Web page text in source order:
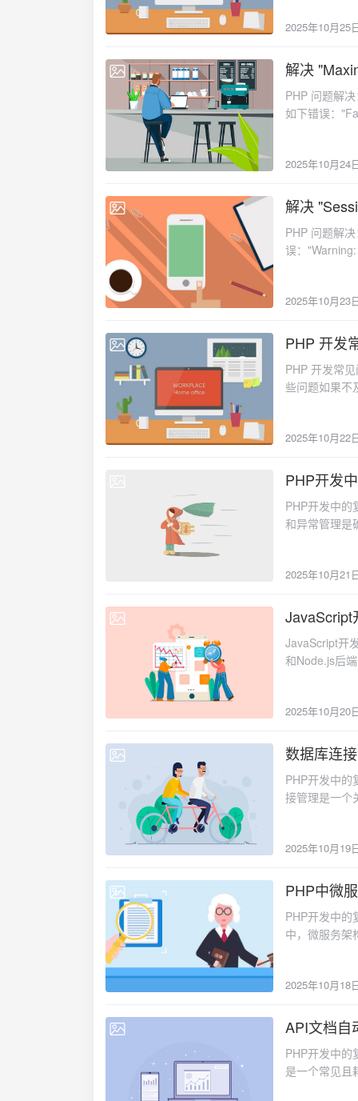
量数据或执行
内存泄漏问题
memory_limit
memory_limit
ini_set()动态
unset()函数。
监控和日志记
'/path/to/
查和重构代码
题都能得到
篇文章涵盖
2025年10月25
2025-10-24
解决
PHP 问题解
如下错误：
过长。外部资源响应缓慢 数据库查询慢、远程 API
一：增加最大
钟）永久设置
处理大数据：function
fetchData($limit, $offset); processBatch($data);
function enqueueTask($taskData)
$task = $redis-
processTask($data); } }✅ 方法四：启用输出缓冲减少等
任务使用
优化算法、分
时问题！如果
2025年10月24
2025-10-23
解决
PHP 问题解
误：
用 在调用 session_start() 之前有任何输出（包括空格、换行符、HTML 内容等），会导致
认为 /tmp），通
（如
入同一个会话
在输出前调用
确认会话存储
data:www-
"/var/www/
implements
$this->pdo = $pdo; } public function open($savePath,
>prepare("SELECT
$stmt->fetchColumn() ?: ''; } public
>execute([$id, $data, time()]); }
function gc($maxlifetime) { $stmt = $this-
$handler =
检查会话配
Name: " .
出时机
中的 Session
2025年10月23
2025-10-22
PHP 开发
PHP 开发常
些问题如果不
'$username'";
FROM users
variable 警告
和内容进行校
die('Invalid
Session ID 固
echo
产环境中显
'/path/to/
成良好的编码
SQL 注入；
2025年10月22
2025-10-21
PHP开发
PHP开发中的复杂问题及解决方案：错误处理与异常管理最佳实践在PHP应用开发中，错误处理和异常管理是确保应用稳定性和用户体验的关键环节。不当的错误处理可能导致敏感信息泄露、应用崩溃或安全漏洞。常见的错误处理问题1. 错误信息泄露// 生产环境中直接暴露错误详情 echo $undefinedVariable; // Notice: Undefined variable mysql_connect(...) or die(mysql_error()); // 直接输出数据库错误2. 异常处理不完整// 未捕获可能的异常导致程序中断 $result = $pdo->query("SELECT * FROM users"); $data = $result->fetchAll(); // 如果查询失败会抛出异常解决方案方案一：自定义错误处理器<?php /** * 自定义错误处理器 */ class ErrorHandler { private bool $displayErrors; private string $logFile; private LoggerInterface $logger; public function __construct( bool $displayErrors = false, string $logFile = 'logs/error.log', LoggerInterface $logger = null ) { $this->displayErrors = $displayErrors; $this->logFile = $logFile; $this->logger = $logger ?? new FileLogger($logFile); // 注册错误处理器 set_error_handler([$this, 'handleError']); set_exception_handler([$this, 'handleException']); register_shutdown_function([$this, 'handleShutdown']); } /** * 处理
2025年10月21
2025-10-20
JavaScript
JavaScript开发中的复杂问题及解决方案：异步编程中的竞态条件与状态管理在JavaScript前端和Node.js后端开发中，异步编程带来的竞态条件(race conditions)是一个常见且复杂的问题。当多个异步操作同时进行时，由于执行顺序不确定，可能导致数据不一致或意外的行为。常见的竞态条件场景1. 搜索自动补全竞态条件// 用户快速输入时，先发出的请求可能后返回，导致显示错误的结果 let searchInput = document.getElementById('search'); searchInput.addEventListener('input', async (e) => { const results = await fetchSearchResults(e.target.value); displayResults(results); // 可能显示的是过期的搜索结果 });2. 用户状态更新竞态条件// 多个并发的API调用可能导致用户状态不一致 async function updateUserProfile(updates) { const response1 = await api.updateUserProfile(updates); const response2 = await api.updateUserPreferences(updates.preferences); // 如果其中一个失败，用户状态可能处于不一致状态 }解决方案方案一：取消令牌(CancelToken)模式/** * 可取消的异步操作管理器 */ class CancellationToken { constructor() { this.isCancelled = false; this.callbacks = []; } /** * 取消操作 */ cancel() { this.isCancelled = true; this.callbacks.forEach(callback => callback()); }
2025年10月20
2025-10-19
数据库连
PHP开发中的复杂问题及解决方案：数据库连接池与性能优化在高并发的PHP应用中，数据库连接管理是一个关键性能瓶颈。频繁创建和销毁数据库连接会消耗大量系统资源，影响应用响应速度和吞吐量。常见的数据库连接问题1. 连接泄漏// 忘记关闭数据库连接导致连接泄漏 $pdo = new PDO($dsn, $username, $password); $result = $pdo->query("SELECT * FROM users"); // 连接未正确关闭2. 连接数超限// 每次请求都创建新连接，快速耗尽数据库连接数 for ($i = 0; $i < 100; $i++) { $pdo = new PDO($dsn, $username, $password); // 处理业务逻辑 }解决方案方案一：基础连接池实现<?php /** * 数据库连接池管理器 */ class DatabaseConnectionPool { private static ?self $instance = null; private array $connections = []; private array $usedConnections = []; private int $maxConnections; private int $currentConnections = 0; private array $config; private function __construct(array $config, int $maxConnections = 20) { $this->config = $config; $this->maxConnections = $maxConnections; // 注册关闭回调 register_shutdown_function([$this, 'closeAllConnections']); } /** * 获取连接池单例实例 */ public static function getInstance(array $config = [], int $maxConnections =
2025年10月19
2025-10-18
PHP中微
PHP开发中的复杂问题及解决方案：微服务架构下的服务发现与负载均衡在现代PHP应用开发中，微服务架构越来越普及，但随之而来的服务发现和服务间通信成为复杂的技术挑战。当服务实例动态变化时，如何确保服务间的可靠通信是一个关键问题。微服务通信面临的挑战1. 服务实例动态变化// 传统硬编码方式，服务IP变化时需要手动更新 $client = new GuzzleHttp\Client([ 'base_uri' => 'http://192.168.1.100:8080' ]);2. 负载均衡策略缺失// 请求总是发送到同一个实例，无法实现负载均衡 $response = $client->get('/api/users');解决方案方案一：基于Consul的服务发现<?php /** * Consul服务发现客户端 */ class ConsulServiceDiscovery { private string $consulHost; private int $consulPort; private \GuzzleHttp\Client $httpClient; public function __construct( string $consulHost = 'localhost', int $consulPort = 8500 ) { $this->consulHost = $consulHost; $this->consulPort = $consulPort; $this->httpClient = new \GuzzleHttp\Client([ 'base_uri' => "http://{$consulHost}:{$consulPort}/v1/" ]); } /** * 获取服务实例列表 */ public function getServiceInstances(string $serviceName): array { try { $response = $this->httpClient->get("health/service/{$serviceName}"); $services =
2025年10月18
2025-10-16
API文档自
PHP开发中的复杂问题及解决方案：API文档自动生成与维护在PHP项目开发中，API文档的维护是一个常见且耗时的问题。随着项目迭代，API接口不断变化，手工维护文档容易出现不同步、不完整等问题，影响开发效率和团队协作。常见的API文档问题1. 文档与代码不同步// 代码已更新，但文档忘记更新 /** * @deprecated 使用新的getUserProfile替代 */ class OldUserController { public function getUserInfo($id) { // 实现... } }2. 文档格式不统一// 不同开发者编写的文档风格不一致 /** * 获取用户信息 * 参数: $id 用户ID * 返回: 用户数据 */ function getUser($id) { } /** * Get user details * @param int $userId The user identifier * @return array User information */ function getUserDetails($userId) { }解决方案方案一：基于注解的API文档生成<?php /** * OpenAPI/Swagger注解定义 */ namespace App\Annotations; /** * @Annotation * @Target({"METHOD"}) */ class ApiOperation { /** @var string */ public $summary; /** @var string */ public $description; /** @var string */ public $tags = []; } /** * @Annotation * @Target({"METHOD"}) */ class ApiResponse { /** @var int */ public